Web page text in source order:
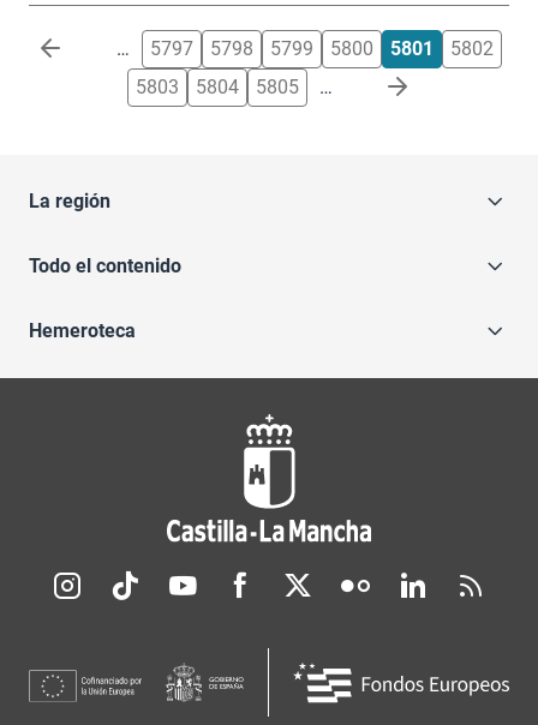
Paginación … 5797 5798 5799 5800 5801
5802
5803
5804 5805 …
La región
Todo el contenido
Hemeroteca
Redes sociales JCCM